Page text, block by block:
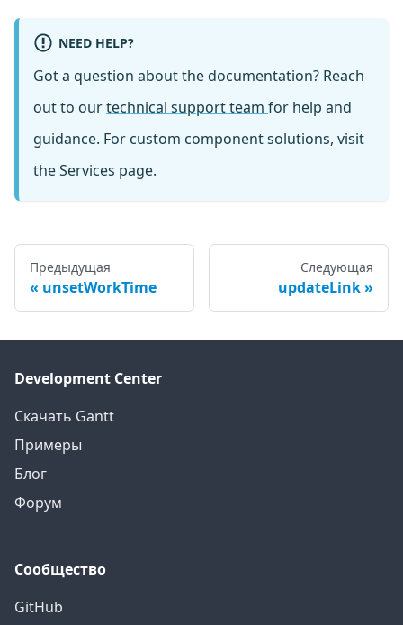
NEED HELP?
Got a question about the documentation? Reach
out to ourtechnical support team for help and
guidance. For custom component solutions, visit
theServices page.
Предыдущая
unsetWorkTime
Следующая
updateLink
Development Center
Скачать Gantt
Примеры
Блог
Форум
Сообщество
GitHub